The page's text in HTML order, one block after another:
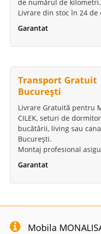
de numărul de kilometri.
Livrare din stoc în 24
Garantat
Transport Gratuit
București
Livrare Gratuită pentru
CILEK, seturi de
bucătării, living sau
București.
Montaj profesional
Garantat
Mobila